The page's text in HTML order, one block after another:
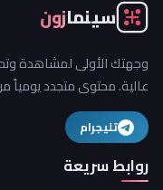
سينمازون
وجهتك الأولى لمشاهدة
عالية. محتوى متجدد يومياً
تليجرام
روابط سريعة